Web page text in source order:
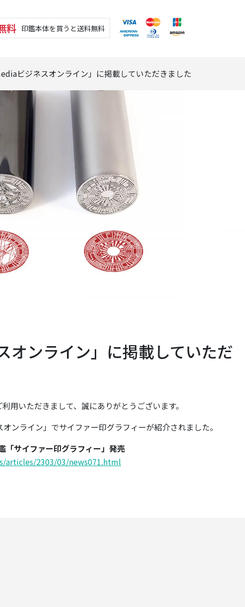
料 印鑑本体を買うと送料無料
ビジネスオンライン」に掲載していただきました
オンライン」に掲載していただ
用いただきまして、誠にありがとうございます。
ンライン」でサイファー印グラフィーが紹介されました。
サイファー印グラフィー」発売
2303/03/news071.html